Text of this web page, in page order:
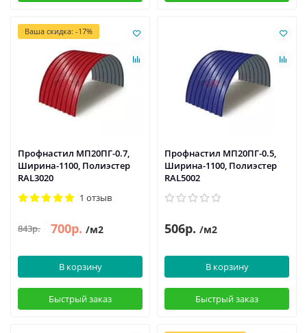
Ваша скидка: -17%
Профнастил МП20ПГ-0.7,
Ширина-1100, Полиэстер
RAL3020
1 отзыв
843р. 700р. /м2
В корзину
Быстрый заказ
Профнастил МП20ПГ-0.5,
Ширина-1100, Полиэстер
RAL5002
506р. /м2
В корзину
Быстрый заказ